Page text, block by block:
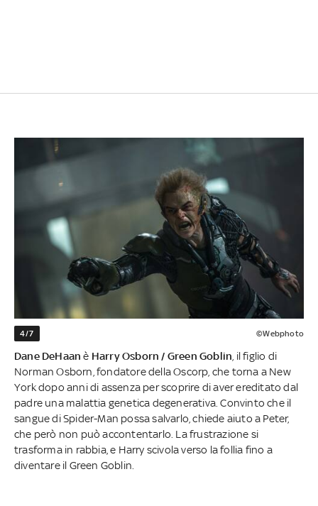
4/7 ©Webphoto
Dane DeHaanè Harry Osborn / Green Goblin , il figlio di
Norman Osborn, fondatore della Oscorp, che torna a New
York dopo anni di assenza per scoprire di aver ereditato dal
padre una malattia genetica degenerativa. Convinto che il
sangue di Spider-Man possa salvarlo, chiede aiuto a Peter,
che però non può accontentarlo. La frustrazione si
trasforma in rabbia, e Harry scivola verso la follia fino a
diventare il Green Goblin.